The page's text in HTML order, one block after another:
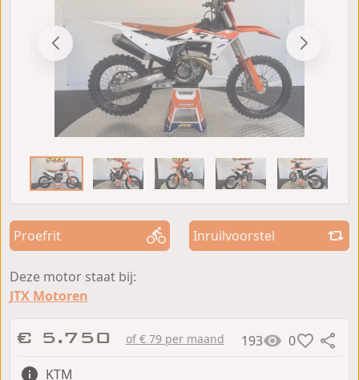
Proefrit Inruilvoorstel
Deze motor staat bij:
JTX Motoren
€ 5.750 of € 79 per maand 193
0
KTM